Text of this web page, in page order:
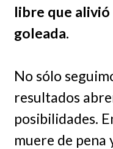
libre que alivió
goleada.
No sólo
resultados
posibilidades.
muere de pena